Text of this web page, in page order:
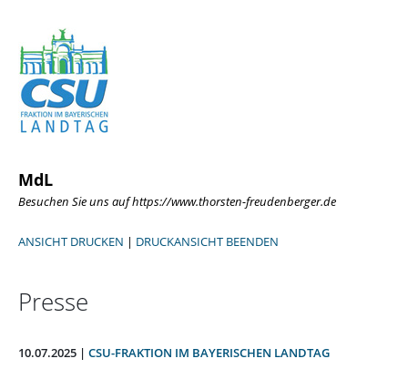
MdL
Besuchen Sie uns auf https://www.thorsten-freudenberger.de
ANSICHT DRUCKEN | DRUCKANSICHT BEENDEN
Presse
10.07.2025 | CSU-FRAKTION IM BAYERISCHEN LANDTAG